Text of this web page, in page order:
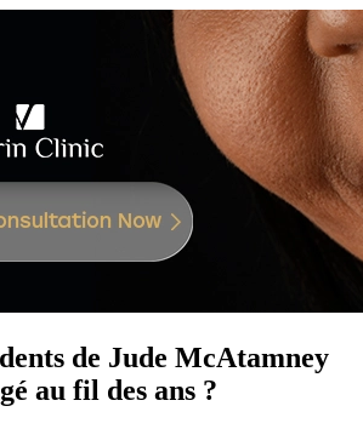
de Jude McAtamney
au fil des ans ?